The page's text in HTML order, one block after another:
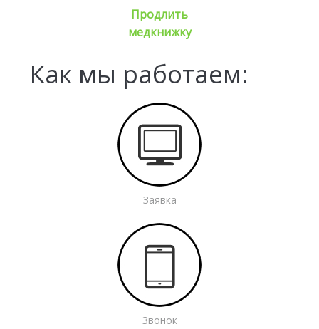
Продлить
медкнижку
Как мы работаем:
Заявка
Звонок